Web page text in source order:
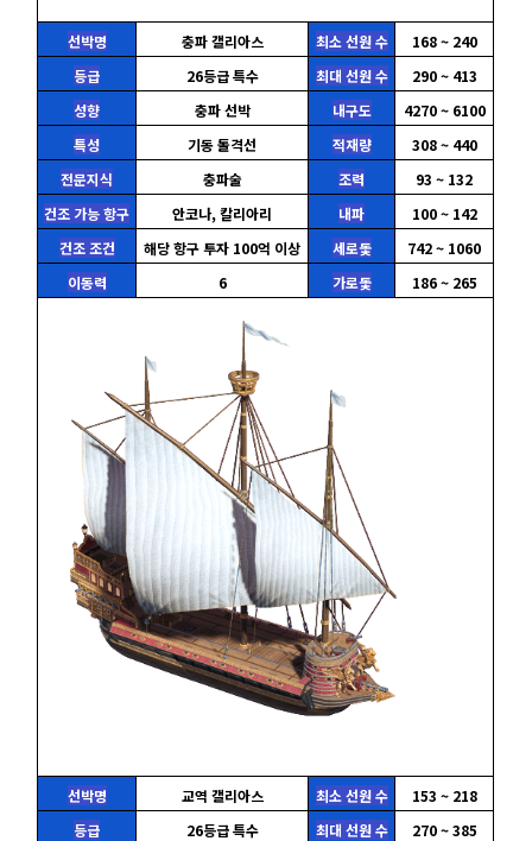
선박명 충파 갤리아스 최소 선원 수
168 ~ 240
등급
26등급 특수 최대 선원 수
290 ~ 413
성향
충파 선박 내구도
4270 ~ 6100
특성
기동 돌격선 적재량
308 ~ 440
전문지식
충파술 조력
93 ~ 132
건조 가능 항구
안코나, 칼리아리 내파
100 ~ 142
건조 조건
해당 항구 투자 100억 이상 세로돛
742 ~ 1060
이동력
6 가로돛 186 ~ 265
선박명 교역 갤리아스 최소 선원 수
153 ~ 218
등급
26등급 특수 최대 선원 수
270 ~ 385